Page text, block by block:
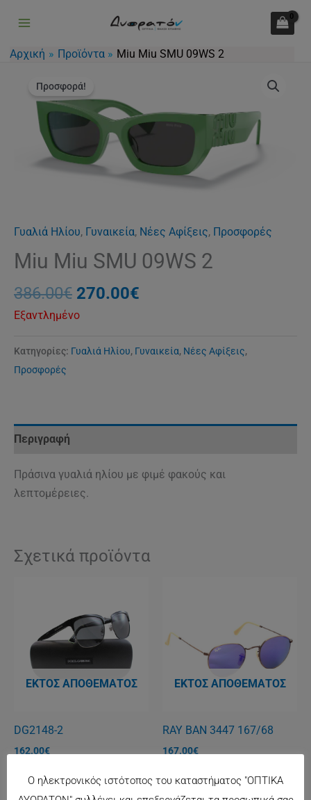
περιεχόμενο
Αρχική Προϊόντα Miu Miu SMU 09WS 2
Προσφορά!
Γυαλιά Ηλίου, Γυναικεία, Νέες Αφίξεις, Προσφορές
Miu Miu SMU 09WS 2
386.00€
price
was:
386.00€.
270.00€
τιμή
είναι:
270.00€.
Εξαντλημένο
Κατηγορίες: Γυαλιά Ηλίου, Γυναικεία, Νέες Αφίξεις,
Προσφορές
Περιγραφή
Πράσινα γυαλιά ηλίου με φιμέ φακούς και
λεπτομέρειες.
Σχετικά προϊόντα
ΕΚΤΌΣ ΑΠΟΘΈΜΑΤΟΣ
DG2148-2
162.00€
ΕΚΤΌΣ ΑΠΟΘΈΜΑΤΟΣ
RAY BAN 3447 167/68
167.00€
Ο ηλεκτρονικός ιστότοπος του καταστήματος "ΟΠΤΙΚΑ